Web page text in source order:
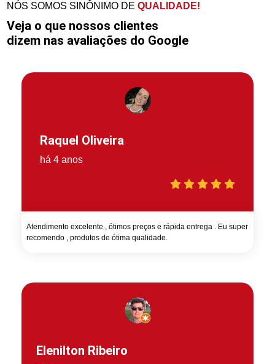
NÓS SOMOS SINÔNIMO DEQUALIDADE!
Veja o que nossos clientes
dizem nas avaliações do Google
Raquel Oliveira
há 4 anos
Atendimento excelente , ótimos preços e rápida entrega . Eu super
recomendo , produtos de ótima qualidade.
Elenilton Ribeiro